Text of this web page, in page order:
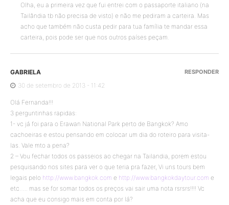
Olha, eu a primeira vez que fui entrei com o passaporte italiano (na
Tailândia tb não precisa de visto) e não me pediram a carteira. Mas
acho que também não custa pedir para tua família te mandar essa
carteira, pois pode ser que nos outros países peçam.
GABRIELA
30 de setembro de 2013 - 11:42
Olá Fernanda!!!
3 perguntinhas rapidas:
1- vc já foi para o Erawan National Park perto de Bangkok? Amo
cachoeiras e estou pensando em colocar um dia do roteiro para visita-
las. Vale mto a pena?
2 – Vou fechar todos os passeios ao chegar na Tailandia, porem estou
pesquisando nos sites para ver o que teria pra fazer, Vi uns tours bem
legais pelo http://www.bangkok.com e http://www.bangkokdaytour.com e
etc….. mas se for somar todos os preços vai sair uma nota rsrsrs!!!! Vc
acha que eu consigo mais em conta por lá?
RESPONDER